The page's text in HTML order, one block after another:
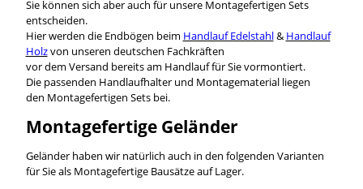
Sie können sich aber auch für unsere Montagefertigen Sets
entscheiden.
Hier werden die Endbögen beim Handlauf Edelstahl& Handlauf
Holzvon unseren deutschen Fachkräften
vor dem Versand bereits am Handlauf für Sie vormontiert.
Die passenden Handlaufhalter und Montagematerial liegen
den Montagefertigen Sets bei.
Montagefertige Geländer
Geländer haben wir natürlich auch in den folgenden Varianten
für Sie als Montagefertige Bausätze auf Lager.